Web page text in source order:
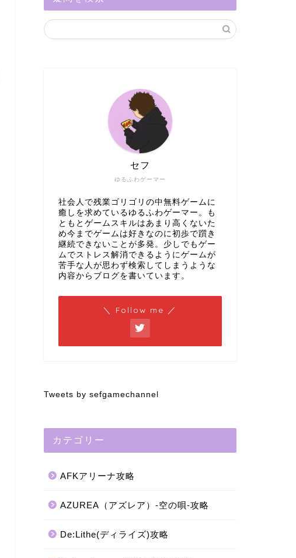
ゆるふわゲーマー
セフ
社会人で残業ゴリゴリの中無料ゲームに
癒しを求めているゆるふわゲーマー。も
ともとゲームスキルはあまり高くないた
め今までゲームは好きなのに初歩で躓き
継続できないことが多発。少しでもゲー
ムでストレス解消できるようにゲームが
苦手な人が思わず検索してしまうような
内容からブログを書いています。
＼ Follow me ／
Tweets by sefgamechannel
カテゴリー
AFKアリーナ攻略
AZUREA（アズレア）-空の唄-攻略
De:Lithe(ディライズ)攻略